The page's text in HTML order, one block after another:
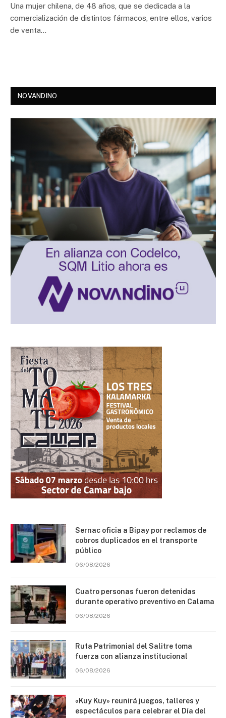
Una mujer chilena, de 48 años, que se dedicada a la
comercialización de distintos fármacos, entre ellos, varios
de venta…
NOVANDINO
Sernac oficia a Bipay por reclamos de
cobros duplicados en el transporte
público
06/08/2026
Cuatro personas fueron detenidas
durante operativo preventivo en Calama
06/08/2026
Ruta Patrimonial del Salitre toma
fuerza con alianza institucional
06/08/2026
«Kuy Kuy» reunirá juegos, talleres y
espectáculos para celebrar el Día del